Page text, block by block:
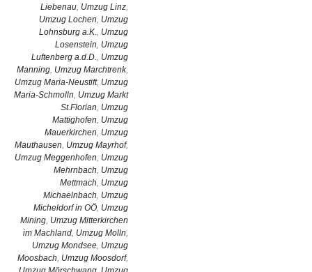
Liebenau, Umzug Linz,
Umzug Lochen, Umzug
Lohnsburg a.K., Umzug
Losenstein, Umzug
Luftenberg a.d.D., Umzug
Manning, Umzug Marchtrenk,
Umzug Maria-Neustift, Umzug
Maria-Schmolln, Umzug Markt
St.Florian, Umzug
Mattighofen, Umzug
Mauerkirchen, Umzug
Mauthausen, Umzug Mayrhof,
Umzug Meggenhofen, Umzug
Mehrnbach, Umzug
Mettmach, Umzug
Michaelnbach, Umzug
Micheldorf in OÖ, Umzug
Mining, Umzug Mitterkirchen
im Machland, Umzug Molln,
Umzug Mondsee, Umzug
Moosbach, Umzug Moosdorf,